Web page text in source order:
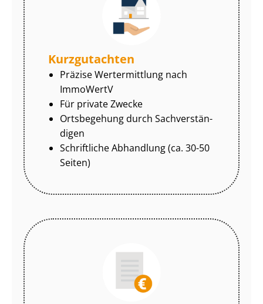
Kurzgutachten
Präzise Wertermittlung nach
ImmoWertV
Für private Zwecke
Ortsbegehung durch Sach­ver­stän­
di­gen
Schriftliche Abhandlung (ca. 30-50
Seiten)